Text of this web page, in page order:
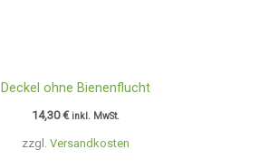
zzgl. Versandkosten
Deckel ohne Bienenflucht
14,30€ inkl. MwSt.